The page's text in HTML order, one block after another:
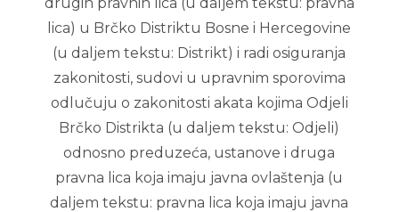
lica) u Brčko Distriktu Bosne i Hercegovine
(u daljem tekstu: Distrikt) i radi osiguranja
zakonitosti, sudovi u upravnim sporovima
odlučuju o zakonitosti akata kojima Odjeli
Brčko Distrikta (u daljem tekstu: Odjeli)
odnosno preduzeća, ustanove i druga
pravna lica koja imaju javna ovlaštenja (u
daljem tekstu: pravna lica koja imaju javna